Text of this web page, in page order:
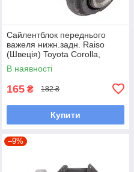
Сайлентблок переднього
важеля нижн.задн. Raiso
(Швеція) Toyota Corolla,
Тойота Королла #RL-
486120H UAUBXBS7
В наявності
165 ₴ 182 ₴
Купити
–9%